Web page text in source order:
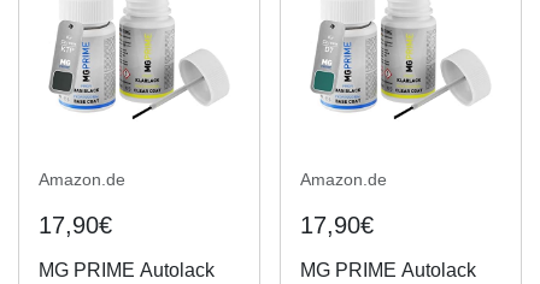
Amazon.de
17,90€
MG PRIME Autolack
Amazon.de
17,90€
MG PRIME Autolack